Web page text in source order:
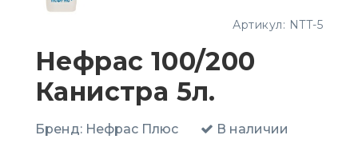
Артикул: NTT-5
Нефрас 100/200
Канистра 5л.
Бренд: Нефрас Плюс В наличии